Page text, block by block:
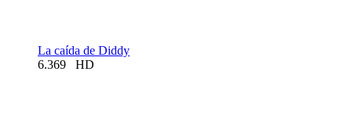
La caída de Diddy
6.369
HD